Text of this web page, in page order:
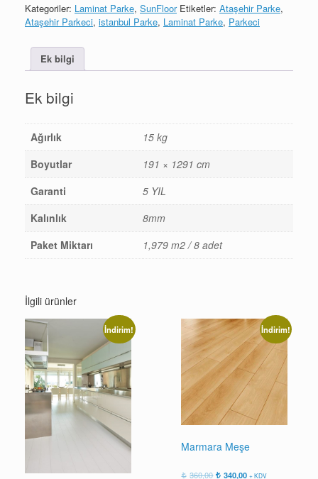
Kategoriler: Laminat Parke, SunFloor Etiketler: Ataşehir Parke,
Ataşehir Parkeci, istanbul Parke, Laminat Parke, Parkeci
Ek bilgi
Ek bilgi
Ağırlık
15 kg
Boyutlar
191 × 1291 cm
Garanti
5 YIL
Kalınlık
8mm
Paket Miktarı
1,979 m2 / 8 adet
İlgili ürünler
İndirim! İndirim!
Marmara Meşe
360,00 Orijinal
340,00Şu
+ KDV